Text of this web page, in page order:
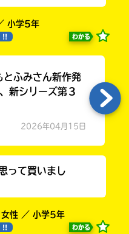
小学5年
!! わかる
とふみさん新作発
新シリーズ第３
2026年04月15日
って買いまし
女性 ／ 小学5年
!! わかる